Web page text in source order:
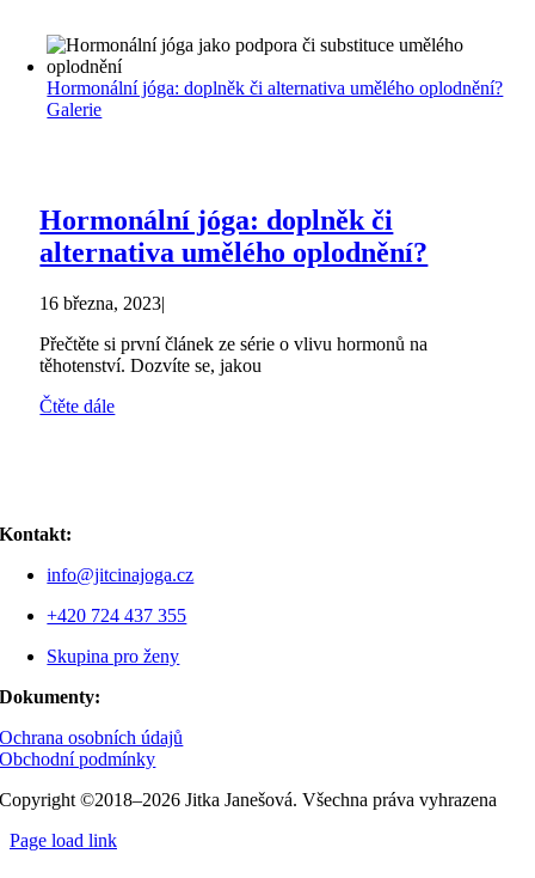
Hormonální jóga: doplněk či alternativa umělého oplodnění?
Galerie
Hormonální jóga: doplněk či
alternativa umělého oplodnění?
16 března, 2023|
Přečtěte si první článek ze série o vlivu hormonů na
těhotenství. Dozvíte se, jakou
Čtěte dále
Kontakt:
info@jitcinajoga.cz
+420 724 437 355
Skupina pro ženy
Dokumenty:
Ochrana osobních údajů
Obchodní podmínky
Copyright ©2018–2026 Jitka Janešová. Všechna práva vyhrazena
Page load link